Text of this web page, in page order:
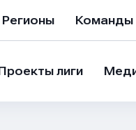
Регионы Команды
лиги